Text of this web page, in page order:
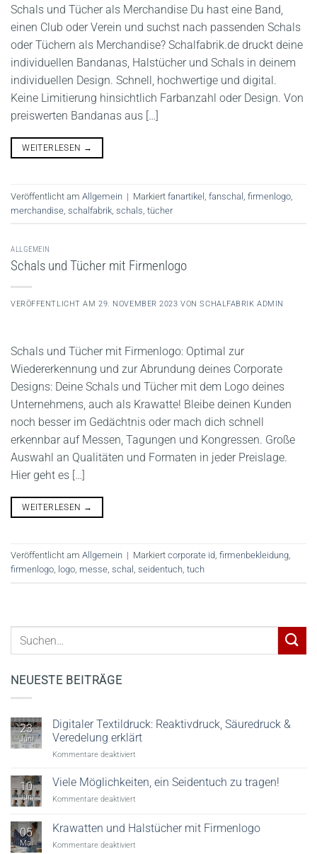
Schals und Tücher als Merchandise Du hast eine Band,
einen Club oder Verein und suchst nach passenden Schals
oder Tüchern als Merchandise? Schalfabrik.de druckt deine
individuellen Bandanas, Halstücher und Schals in deinem
individuellen Design. Schnell, hochwertige und digital.
Keine Limitierung hinsichtlich Farbanzahl oder Design. Von
preiswerten Bandanas aus […]
WEITERLESEN →
Veröffentlicht am Allgemein | Markiert fanartikel fanschal firmenlogo
merchandise schalfabrik schals tücher
ALLGEMEIN
Schals und Tücher mit Firmenlogo
VERÖFFENTLICHT AM29. NOVEMBER 2023 VONSCHALFABRIK ADMIN
Schals und Tücher mit Firmenlogo: Optimal zur
Wiedererkennung und zur Abrundung deines Corporate
Designs: Deine Schals und Tücher mit dem Logo deines
Unternehmens, auch als Krawatte! Bleibe deinen Kunden
noch besser im Gedächtnis oder mach dich schnell
erkennbar auf Messen, Tagungen und Kongressen. Große
Auswahl an Qualitäten und Formaten in jeder Preislage.
Hier geht es […]
WEITERLESEN →
Veröffentlicht am Allgemein | Markiert corporate id, firmenbekleidung,
firmenlogo, logo, messe, schal , seidentuch, tuch
NEUESTE BEITRÄGE
23
Juni
Digitaler Textildruck: Reaktivdruck, Säuredruck &
Veredelung erklärt
Kommentare deaktiviert
Textildruck:
Reaktivdruck,
Veredelung
10
Juni
Viele Möglichkeiten, ein Seidentuch zu tragen!
Kommentare deaktiviert
Möglichkeiten,
ein
05
Mai
Krawatten und Halstücher mit Firmenlogo
Kommentare deaktiviert